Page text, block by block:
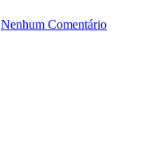
Nenhum Comentário